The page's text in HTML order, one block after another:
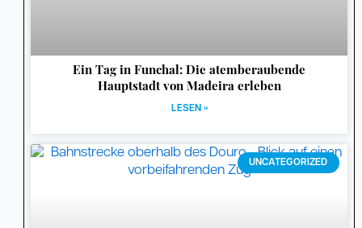
Ein Tag in Funchal: Die atemberaubende
Hauptstadt von Madeira erleben
LESEN »
UNCATEGORIZED